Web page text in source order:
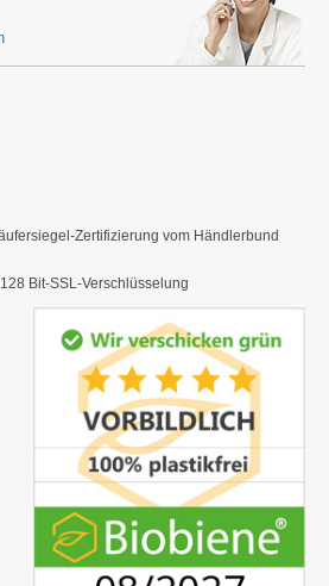
Zertifizierung vom Händlerbund
Bit-SSL-Verschlüsselung